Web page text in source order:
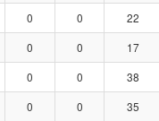
0 0 22
0 0 17
0 0 38
0 0 35